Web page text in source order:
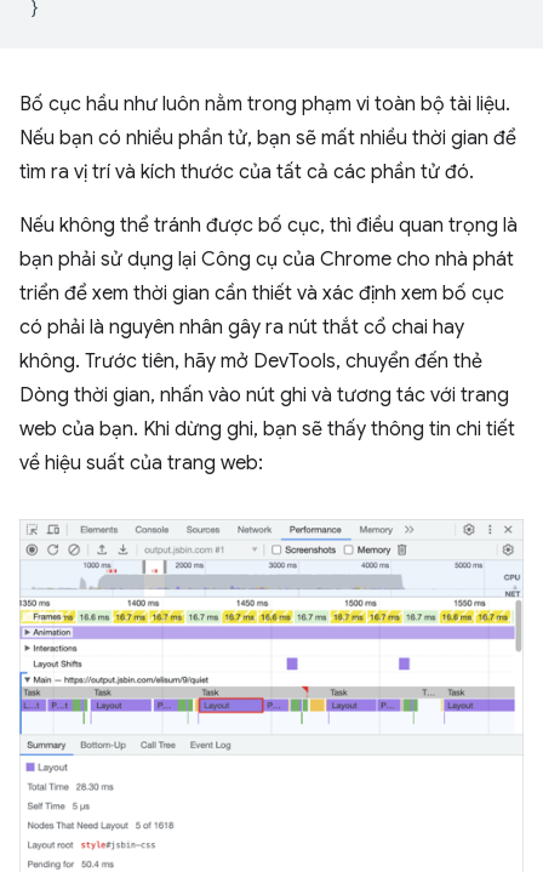
}
Bố cục hầu như luôn nằm trong phạm vi toàn bộ tài liệu.
Nếu bạn có nhiều phần tử, bạn sẽ mất nhiều thời gian để
tìm ra vị trí và kích thước của tất cả các phần tử đó.
Nếu không thể tránh được bố cục, thì điều quan trọng là
bạn phải sử dụng lại Công cụ của Chrome cho nhà phát
triển để xem thời gian cần thiết và xác định xem bố cục
có phải là nguyên nhân gây ra nút thắt cổ chai hay
không. Trước tiên, hãy mở DevTools, chuyển đến thẻ
Dòng thời gian, nhấn vào nút ghi và tương tác với trang
web của bạn. Khi dừng ghi, bạn sẽ thấy thông tin chi tiết
về hiệu suất của trang web: